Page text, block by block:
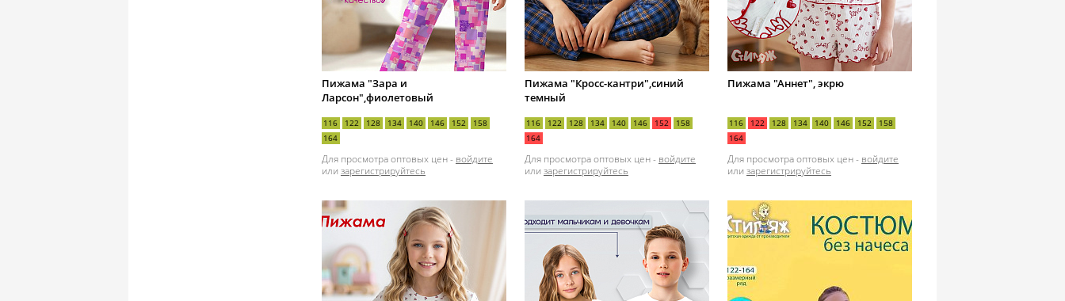
Пижама "Зара и
Ларсон",фиолетовый
116 122 128 134 140 146 152
158
164
Для просмотра оптовых цен - войдите
или зарегистрируйтесь
Пижама "Кросс-кантри",синий
темный
116 122 128 134 140 146 152
158
164
Для просмотра оптовых цен - войдите
или зарегистрируйтесь
Пижама "Аннет", экрю
116 122 128 134 140 146 152
158
164
Для просмотра оптовых цен - войдите
или зарегистрируйтесь